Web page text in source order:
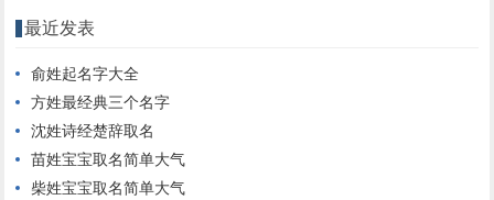
最近发表
俞姓起名字大全
方姓最经典三个名字
沈姓诗经楚辞取名
苗姓宝宝取名简单大气
柴姓宝宝取名简单大气